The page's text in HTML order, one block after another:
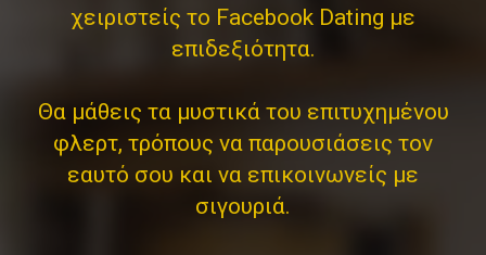
χειριστείς το Facebook Dating με
επιδεξιότητα.
Θα μάθεις τα μυστικά του επιτυχημένου
φλερτ, τρόπους να παρουσιάσεις τον
εαυτό σου και να επικοινωνείς με
σιγουριά.